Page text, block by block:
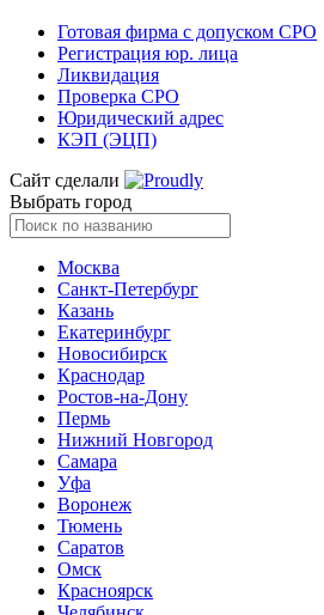
Готовая фирма с допуском СРО
Регистрация юр. лица
Ликвидация
Проверка СРО
Юридический адрес
КЭП (ЭЦП)
Сайт сделали
Выбрать город
Москва
Санкт-Петербург
Казань
Екатеринбург
Новосибирск
Краснодар
Ростов-на-Дону
Пермь
Нижний Новгород
Самара
Уфа
Воронеж
Тюмень
Саратов
Омск
Красноярск